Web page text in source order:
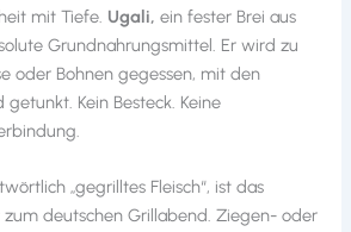
mit Tiefe. Ugali, ein fester Brei aus
Grundnahrungsmittel. Er wird zu
oder Bohnen gegessen, mit den
Kein Besteck. Keine
„gegrilltes Fleisch“, ist das
zum deutschen Grillabend. Ziegen- oder